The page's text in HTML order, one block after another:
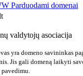
Parduodami domenai
valdytojų asociacija
yra domeno savininkas
Jis gali domeną laikyti